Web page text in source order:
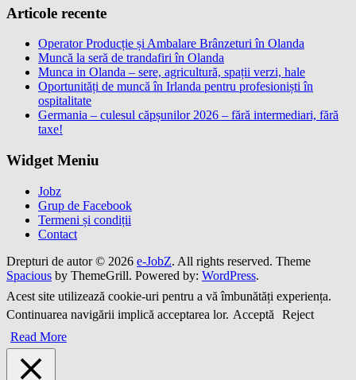
Articole recente
Operator Producție și Ambalare Brânzeturi în Olanda
Muncă la seră de trandafiri în Olanda
Munca in Olanda – sere, agricultură, spații verzi, hale
Oportunități de muncă în Irlanda pentru profesioniști în
ospitalitate
Germania – culesul căpșunilor 2026 – fără intermediari, fără
taxe!
Widget Meniu
Jobz
Grup de Facebook
Termeni și condiții
Contact
Drepturi de autor © 2026 e-JobZ. All rights reserved. Theme
Spacious by ThemeGrill. Powered by: WordPress.
Acest site utilizează cookie-uri pentru a vă îmbunătăți experiența.
Continuarea navigării implică acceptarea lor. Acceptă
Reject
Read More